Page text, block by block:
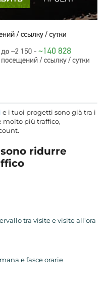
e i tuoi progetti sono già tra i
molto più traffico,
ridurre
tra visite e visite all'ora
e fasce orarie